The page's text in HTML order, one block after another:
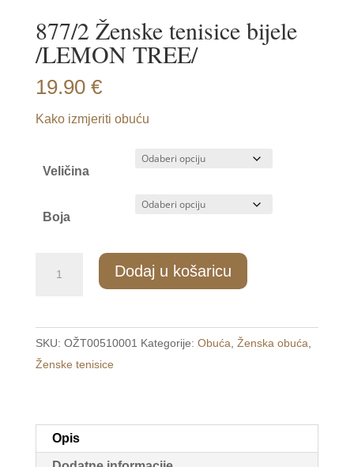
877/2 Ženske tenisice bijele
/LEMON TREE/
19.90 €
Kako izmjeriti obuću
Veličina
Boja
bijele
/LEMON
TREE/
Dodaj u košaricu
SKU: OŽT00510001 Kategorije: Obuća Ženska obuća
Ženske tenisice
Opis